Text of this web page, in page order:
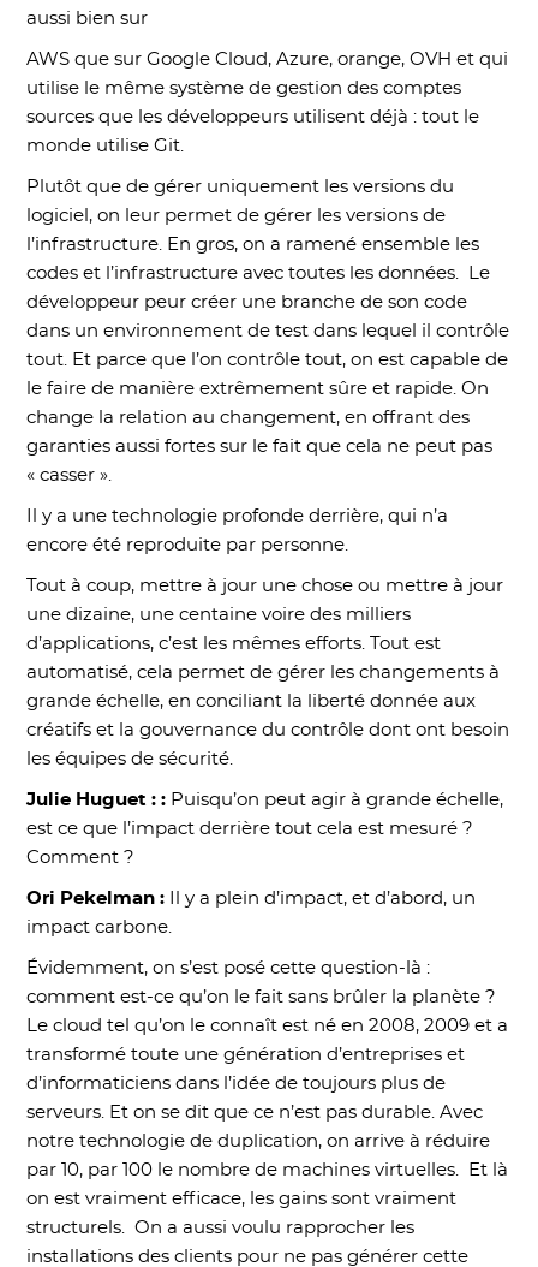
aussi bien sur
AWS que sur Google Cloud, Azure, orange, OVH et qui
utilise le même système de gestion des comptes
sources que les développeurs utilisent déjà : tout le
monde utilise Git.
Plutôt que de gérer uniquement les versions du
logiciel, on leur permet de gérer les versions de
l’infrastructure. En gros, on a ramené ensemble les
codes et l’infrastructure avec toutes les données. Le
développeur peur créer une branche de son code
dans un environnement de test dans lequel il contrôle
tout. Et parce que l’on contrôle tout, on est capable de
le faire de manière extrêmement sûre et rapide. On
change la relation au changement, en offrant des
garanties aussi fortes sur le fait que cela ne peut pas
« casser ».
Il y a une technologie profonde derrière, qui n’a
encore été reproduite par personne.
Tout à coup, mettre à jour une chose ou mettre à jour
une dizaine, une centaine voire des milliers
d’applications, c’est les mêmes efforts. Tout est
automatisé, cela permet de gérer les changements à
grande échelle, en conciliant la liberté donnée aux
créatifs et la gouvernance du contrôle dont ont besoin
les équipes de sécurité.
Julie Huguet : : Puisqu’on peut agir à grande échelle,
est ce que l’impact derrière tout cela est mesuré ?
Comment ?
Ori Pekelman : Il y a plein d’impact, et d’abord, un
impact carbone.
Évidemment, on s’est posé cette question-là :
comment est-ce qu’on le fait sans brûler la planète ?
Le cloud tel qu’on le connaît est né en 2008, 2009 et a
transformé toute une génération d’entreprises et
d’informaticiens dans l’idée de toujours plus de
serveurs. Et on se dit que ce n’est pas durable. Avec
notre technologie de duplication, on arrive à réduire
par 10, par 100 le nombre de machines virtuelles. Et là
on est vraiment efficace, les gains sont vraiment
structurels. On a aussi voulu rapprocher les
installations des clients pour ne pas générer cette